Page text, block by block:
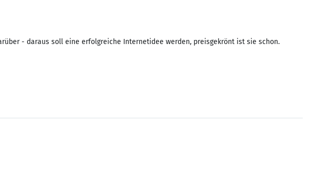
- daraus soll eine erfolgreiche Internetidee werden, preisgekrönt ist sie schon.